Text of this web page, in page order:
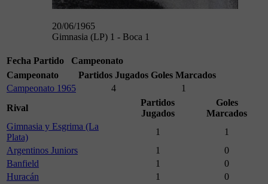
20/06/1965
Gimnasia (LP) 1 - Boca 1
Fecha Partido
Campeonato
Campeonato
Partidos Jugados Goles Marcados
Campeonato 1965
4
1
Rival
Partidos
Jugados
Goles
Marcados
Gimnasia y Esgrima (La
Plata)
1
1
Argentinos Juniors
1
0
Banfield
1
0
Huracán
1
0